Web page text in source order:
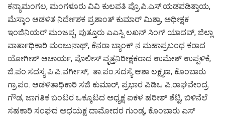
ಕನ್ಯಾಮಂಗಲ, ಮಂಗಳೂರು ವಿವಿ ಕುಲಪತಿ ಪ್ರೊ.ಪಿ.ಎಸ್.ಯಡಪಡಿತ್ತಾಯ,
ಮೆಸ್ಕಾಂ ಆಡಳಿತ ನಿರ್ದೇಶಕ ಪ್ರಶಾಂತ್ ಕುಮಾರ್ ಮಿಶ್ರಾ, ಅಧೀಕ್ಷಕ
ಇಂಜಿನಿಯರ್ ಮಂಜಪ್ಪ, ಪುತ್ತೂರು ಎಎಸ್ಪಿ ಲಖನ್ ಸಿಂಗ್ ಯಾದವ್, ಜಿಲ್ಲಾ
ವಾರ್ತಾಧಿಕಾರಿ ಮಂಜುನಾಥ್, ಕೆನರಾ ಬ್ಯಾಂಕ್ ನ ಮಹಾಪ್ರಬಂಧ ಕರಾದ
ಯೋಗೀಶ್ ಆಚಾರ್ಯ, ಪೊಲೀಸ್ ವೃತ್ತನಿರೀಕ್ಷಕರಾದ ಉಮೇಶ್ ಉಪ್ಪಳಿಕೆ,
ಜಿ.ಪಂ.ಸದಸ್ಯ ಪಿ.ಪಿ.ವರ್ಗೀಸ್, ತಾ.ಪಂ.ಸದಸ್ಯೆ ಆಶಾ ಲಕ್ಷ್ಮಣ, ಕೊಂಬಾರು
ಗ್ರಾ.ಪಂ. ಆಡಳಿತಾಧಿಕಾರಿ ಸಜಿ ಕುಮಾರ್, ಪ್ರಭಾರ ಪಿಡಿಒ ಪಿ.ರಾಘವೇಂದ್ರ
ಗೌಡ, ಜಾಗತಿಕ ಬಂಟರ ಒಕ್ಕೂಟದ ಅಧ್ಯಕ್ಷ ಐಕಳ ಹರೀಶ್ ಶೆಟ್ಟಿ, ಬಿಳಿನೆಲೆ
ಸಹಕಾರಿ ಸಂಘದ ಅಧಯಕ್ಷ ದಾಮೋದರ ಗುಂಡ್ಯ, ಕೊಂಬಾರು ಎಸ್